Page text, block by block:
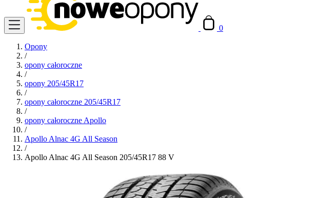
0
Opony
/
opony całoroczne
/
opony 205/45R17
/
opony całoroczne 205/45R17
/
opony całoroczne Apollo
/
Apollo Alnac 4G All Season
/
Apollo Alnac 4G All Season 205/45R17 88 V